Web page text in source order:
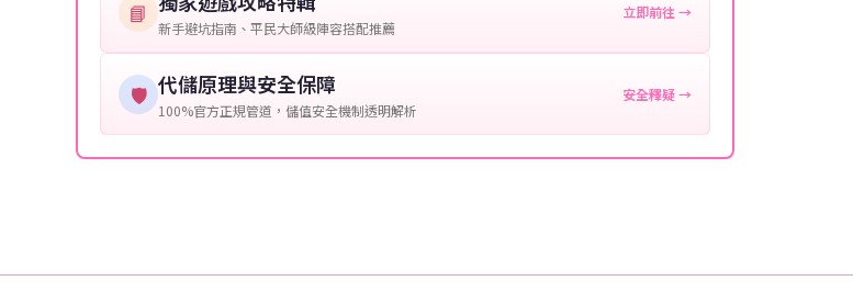
📘
新手避坑指南、平民大師級陣容搭配推薦
立即前往 →
🛡️ 代儲原理與安全保障
100%官方正規管道，儲值安全機制透明解析
安全釋疑 →